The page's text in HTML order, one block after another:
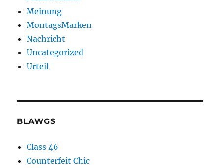
Meinung
MontagsMarken
Nachricht
Uncategorized
Urteil
BLAWGS
Class 46
Counterfeit Chic